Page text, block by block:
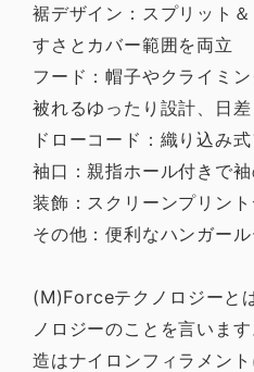
裾デザイン：スプリット
すさとカバー範囲を両立
フード：帽子やクライミ
被れるゆったり設計、日
ドローコード：織り込み
袖口：親指ホール付きで
装飾：スクリーンプリン
その他：便利なハンガール
(M)Forceテクノロジーと
ノロジーのことを言いま
造はナイロンフィラメン